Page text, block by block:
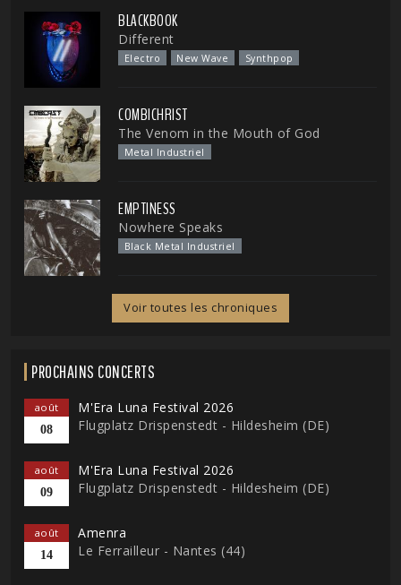
BLACKBOOK
Different
Electro New Wave Synthpop
COMBICHRIST
The Venom in the Mouth of God
Metal Industriel
EMPTINESS
Nowhere Speaks
Black Metal Industriel
Voir toutes les chroniques
PROCHAINS CONCERTS
août
08
M'Era Luna Festival 2026
Flugplatz Drispenstedt - Hildesheim (DE)
août
09
M'Era Luna Festival 2026
Flugplatz Drispenstedt - Hildesheim (DE)
août
14
Amenra
Le Ferrailleur - Nantes (44)